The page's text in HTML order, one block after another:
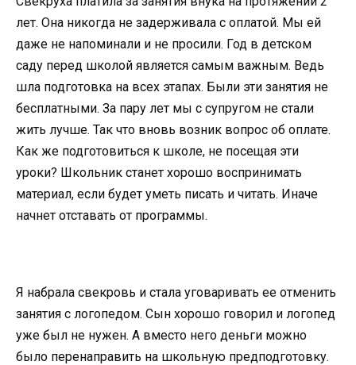
лет. Она никогда не задерживала с оплатой. Мы ей
даже не напоминали и не просили. Год в детском
саду перед школой является самым важным. Ведь
шла подготовка на всех этапах. Были эти занятия не
бесплатными. За пару лет мы с супругом не стали
жить лучше. Так что вновь возник вопрос об оплате.
Как же подготовиться к школе, не посещая эти
уроки? Школьник станет хорошо воспринимать
материал, если будет уметь писать и читать. Иначе
начнет отставать от программы.
Я набрала свекровь и стала уговаривать ее отменить
занятия с логопедом. Сын хорошо говорил и логопед
уже был не нужен. А вместо него деньги можно
было перенаправить на школьную предподготовку.